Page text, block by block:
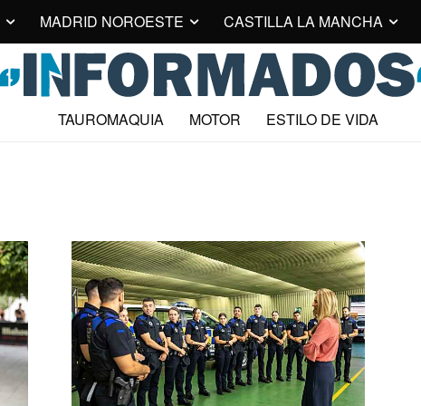
MADRID NOROESTE CASTILLA LA MANCHA
TAUROMAQUIA MOTOR ESTILO DE VIDA